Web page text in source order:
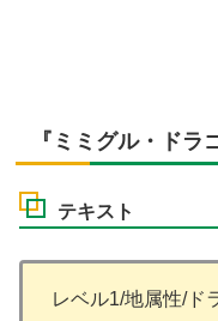
『ミミグル・ドラ
テキスト
レベル1/地属性/ド